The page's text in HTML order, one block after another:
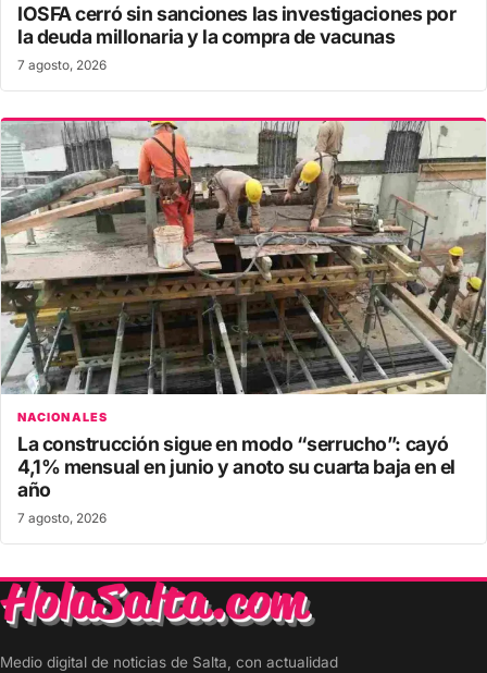
IOSFA cerró sin sanciones las investigaciones por
la deuda millonaria y la compra de vacunas
7 agosto, 2026
NACIONALES
La construcción sigue en modo “serrucho”: cayó
4,1% mensual en junio y anoto su cuarta baja en el
año
7 agosto, 2026
Medio digital de noticias de Salta, con actualidad